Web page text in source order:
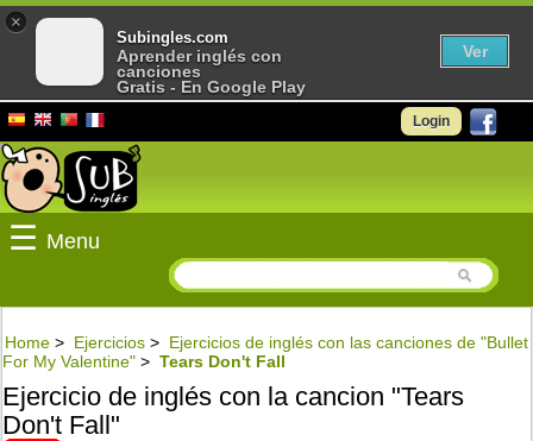
Login
☰ Menu
Home > Ejercicios > Ejercicios de inglés con las canciones de "Bullet
For My Valentine" > Tears Don't Fall
Ejercicio de inglés con la cancion "Tears
Don't Fall"
×
Subingles.com
Aprender inglés con
canciones
Gratis - En Google Play
Ver